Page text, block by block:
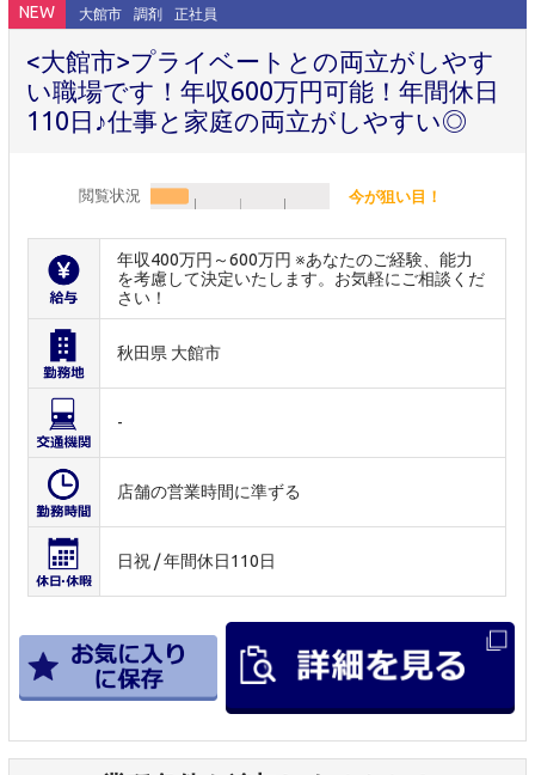
NEW 大館市 調剤 正社員
<大館市>プライベートとの両立がしやす
い職場です！年収600万円可能！年間休日
110日♪仕事と家庭の両立がしやすい◎
閲覧状況 今が狙い目！
年収400万円～600万円 ※あなたのご経験、能力
を考慮して決定いたします。お気軽にご相談くだ
さい！
秋田県 大館市
-
店舗の営業時間に準ずる
日祝 / 年間休日110日